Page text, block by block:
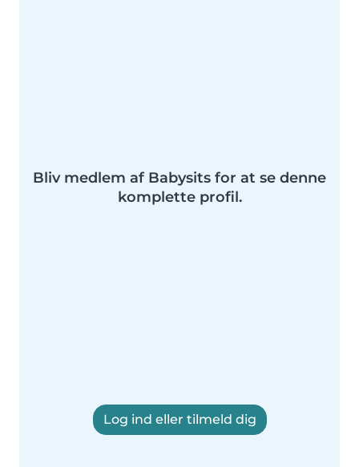
Bliv medlem af Babysits for at se denne
komplette profil.
Log ind eller tilmeld dig